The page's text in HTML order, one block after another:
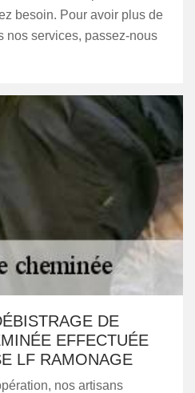
besoin. Pour avoir plus de
nos services, passez-nous
DE
EFFECTUÉE
LF RAMONAGE
nos artisans